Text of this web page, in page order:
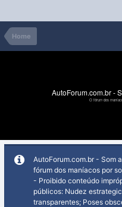
Home
AutoForum.com.br -
O fórum dos
AutoForum.com.br - Som
fórum dos maníacos por
- Proibido conteúdo
públicos: Nudez
transparentes; Poses